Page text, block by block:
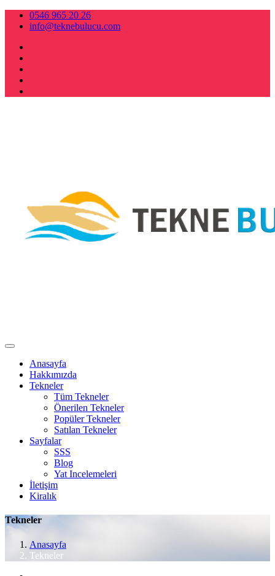
0546 965 20 26
info@teknebulucu.com
Anasayfa
Hakkımızda
Tekneler
Tüm Tekneler
Önerilen Tekneler
Popüler Tekneler
Satılan Tekneler
Sayfalar
SSS
Blog
Yat Incelemeleri
İletişim
Kiralık
Tekneler
Anasayfa
Tekneler